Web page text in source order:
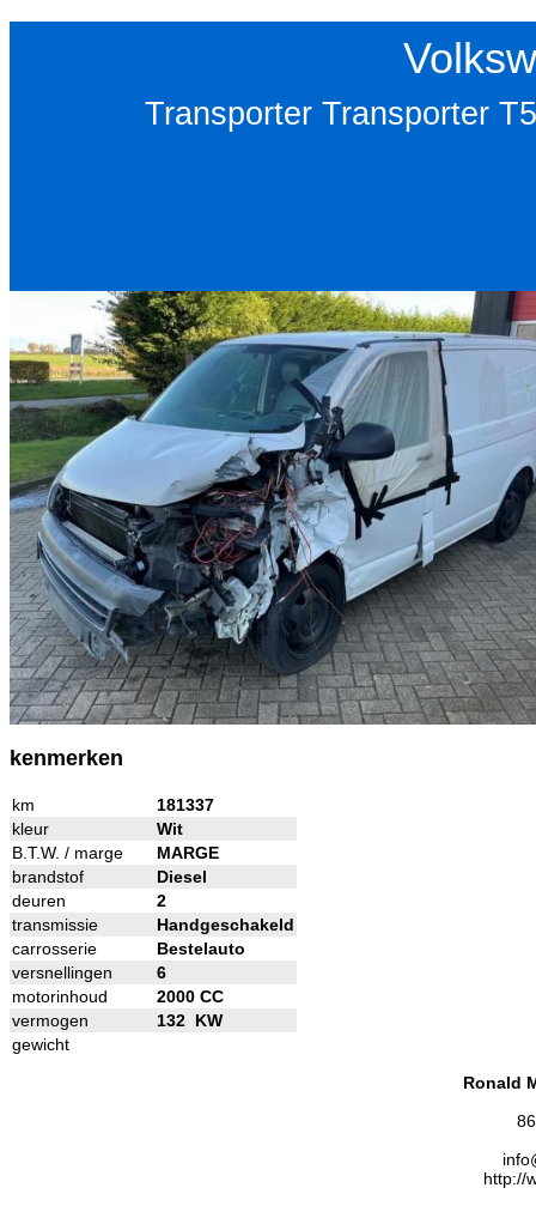
Transporter Transporter
kenmerken
km
181337
kleur
Wit
B.T.W. / marge
MARGE
brandstof
Diesel
deuren
2
transmissie
Handgeschakeld
carrosserie
Bestelauto
versnellingen
6
motorinhoud
2000 CC
vermogen
132 KW
gewicht
Ronald
http://